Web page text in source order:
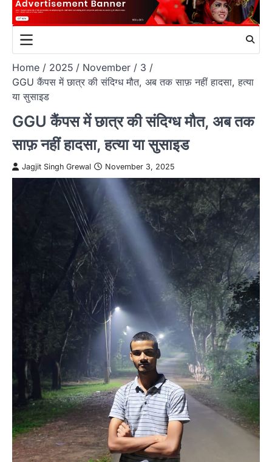
Home 2025 November
3
GGU कैंपस में छात्र की संदिग्ध मौत, अब तक साफ़ नहीं हादसा, हत्या
या सुसाइड
GGU कैंपस में छात्र की संदिग्ध मौत, अब तक
साफ़ नहीं हादसा, हत्या या सुसाइड
Jagjit Singh Grewal November 3, 2025